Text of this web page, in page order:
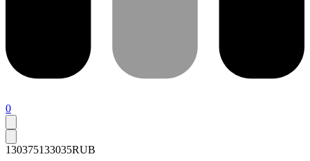
0
130375133035RUB